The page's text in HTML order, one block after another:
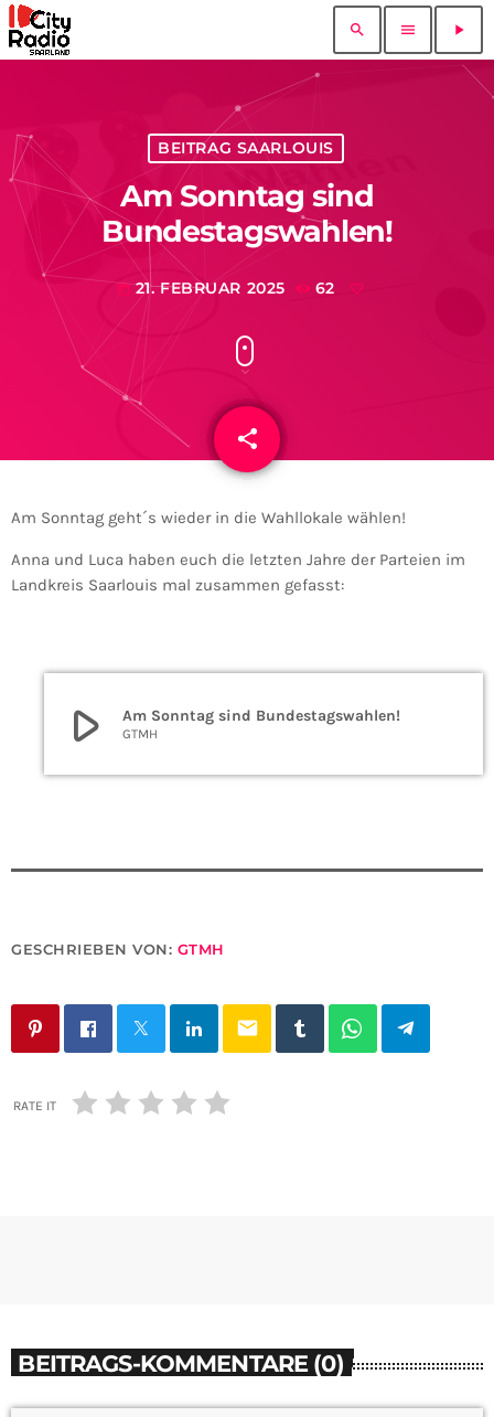
search menu play_arrow
BEITRAG SAARLOUIS
Am Sonntag sind
Bundestagswahlen!
today 21. FEBRUAR 2025 62
share
email
Am Sonntag geht´s wieder in die Wahllokale wählen!
Anna und Luca haben euch die letzten Jahre der Parteien im
Landkreis Saarlouis mal zusammen gefasst:
play_arrow Am Sonntag sind Bundestagswahlen!
GTMH
GESCHRIEBEN VON: GTMH
email
RATE IT
BEITRAGS-KOMMENTARE (0)